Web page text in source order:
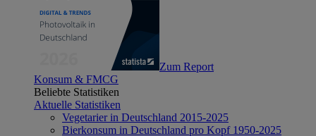
Zum Report
Konsum & FMCG
Beliebte Statistiken
Aktuelle Statistiken
Vegetarier in Deutschland 2015-2025
Bierkonsum in Deutschland pro Kopf 1950-2025